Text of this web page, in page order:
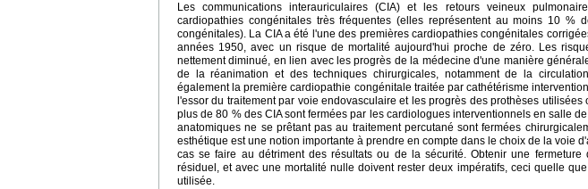
Les communications interauriculaires (CIA) et les retours veineux
cardiopathies congénitales très fréquentes (elles représentent au moins 10 %
congénitales). La CIA a été l'une des premières cardiopathies congénitales
années 1950, avec un risque de mortalité aujourd'hui proche de zéro. Les
nettement diminué, en lien avec les progrès de la médecine d'une manière
de la réanimation et des techniques chirurgicales, notamment de la
également la première cardiopathie congénitale traitée par cathétérisme
l'essor du traitement par voie endovasculaire et les progrès des prothèses
plus de 80 % des CIA sont fermées par les cardiologues interventionnels en salle
anatomiques ne se prêtant pas au traitement percutané sont fermées
esthétique est une notion importante à prendre en compte dans le choix de la voie
cas se faire au détriment des résultats ou de la sécurité. Obtenir une
résiduel, et avec une mortalité nulle doivent rester deux impératifs, ceci quelle
utilisée.